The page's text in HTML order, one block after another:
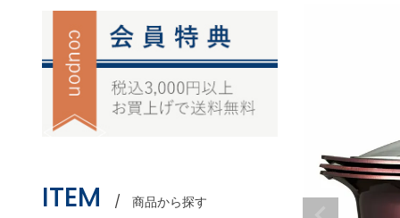
ITEM 商品から探す